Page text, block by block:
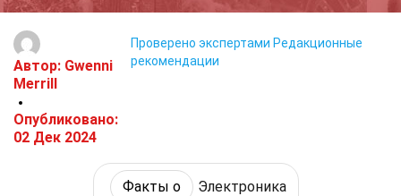
Автор: Gwenni
Merrill
Опубликовано:
02 Дек 2024
Проверено экспертами Редакционные
рекомендации
Факты о Электроника